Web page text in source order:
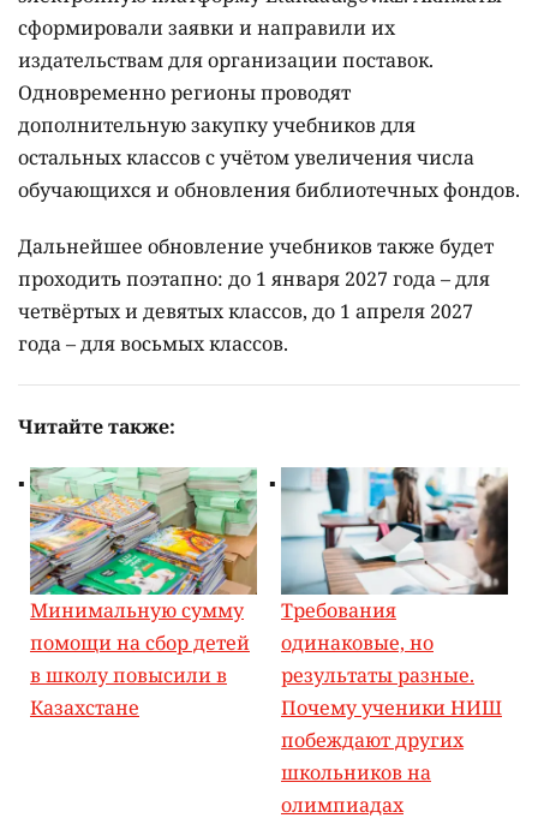
сформировали заявки и направили их
издательствам для организации поставок.
Одновременно регионы проводят
дополнительную закупку учебников для
остальных классов с учётом увеличения числа
обучающихся и обновления библиотечных фондов.
Дальнейшее обновление учебников также будет
проходить поэтапно: до 1 января 2027 года – для
четвёртых и девятых классов, до 1 апреля 2027
года – для восьмых классов.
Читайте также:
Минимальную сумму
помощи на сбор детей
в школу повысили в
Казахстане
Требования
одинаковые, но
результаты разные.
Почему ученики НИШ
побеждают других
школьников на
олимпиадах